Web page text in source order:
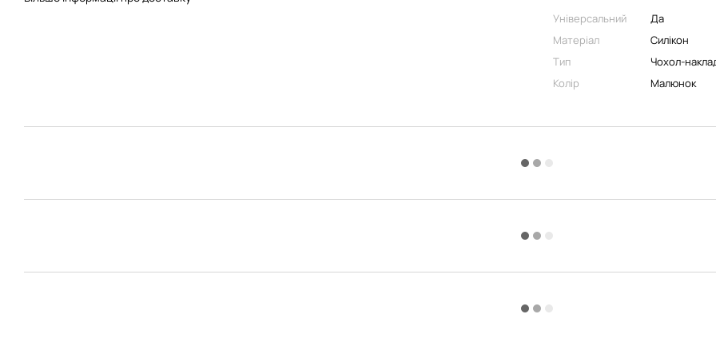
Універсальний
Да
Матеріал
Силікон
Тип
Чохол-
Колір
Малюнок